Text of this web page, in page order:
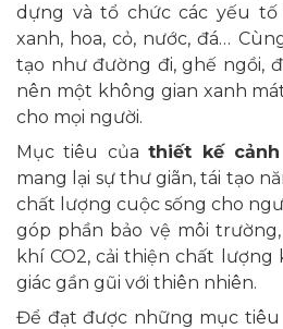
dựng và tổ chức các yếu
xanh, hoa, cỏ, nước, đá…
tạo như đường đi, ghế ngồi,
nên một không gian xanh
cho mọi người.
Mục tiêu củathiết kế
mang lại sự thư giãn, tái tạo
chất lượng cuộc sống cho
góp phần bảo vệ môi
khí CO2, cải thiện chất
giác gần gũi với thiên nhiên.
Để đạt được những mục tiêu